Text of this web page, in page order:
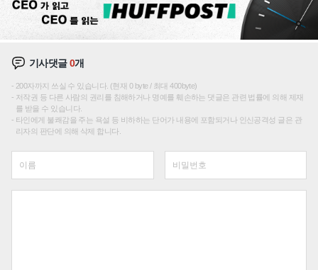
기사댓글0개
200자까지 쓰실 수 있습니다. (현재 0 byte / 최대 400byte)
저작권 등 다른 사람의 권리를 침해하거나 명예를 훼손하는 댓글은 관련 법률에 의해 제재
를 받을 수 있습니다.
타인에게 불쾌감을 주는 욕설 등 비하하는 단어가 내용에 포함되거나 인신공격성 글은 관
리자의 판단에 의해 삭제 합니다.